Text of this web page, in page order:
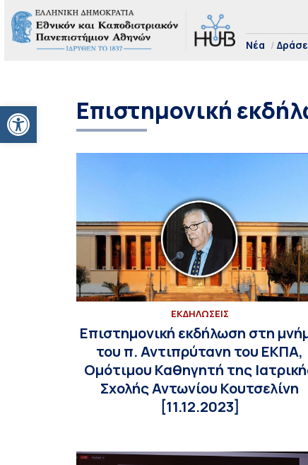
Ανοίξτε τη γραμμή εργαλείων
Νέα
Επιστημονική
ΕΚΔΗΛΩΣΕΙΣ
Επιστημονική εκδήλωση στη
του π. Αντιπρύτανη του ΕΚΠΑ,
Ομότιμου Καθηγητή της
Σχολής Αντωνίου Κουτσελίνη
[11.12.2023]